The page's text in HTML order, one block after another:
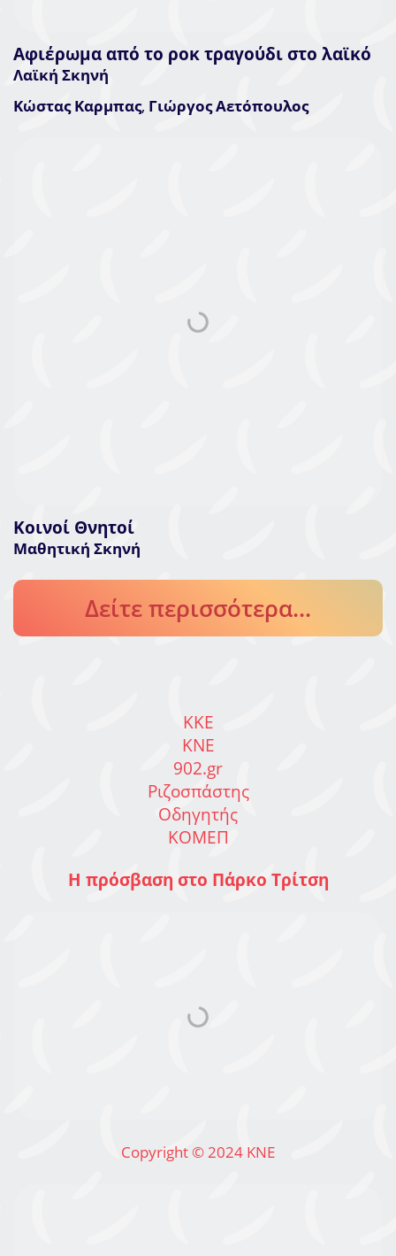
Αφιέρωμα από το ροκ τραγούδι στο λαϊκό
Λαϊκή Σκηνή
Κώστας Καρμπας, Γιώργος Αετόπουλος
Κοινοί Θνητοί
Μαθητική Σκηνή
Δείτε περισσότερα...
ΚΚΕ
ΚΝΕ
902.gr
Ριζοσπάστης
Οδηγητής
ΚΟΜΕΠ
Η πρόσβαση στο Πάρκο Τρίτση
Copyright © 2024 ΚΝΕ